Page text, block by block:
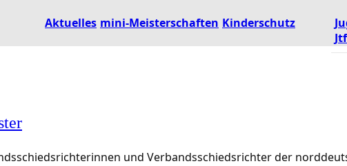
Aktuelles mini-Meisterschaften Kinderschutz
und Verbandsschiedsrichter der